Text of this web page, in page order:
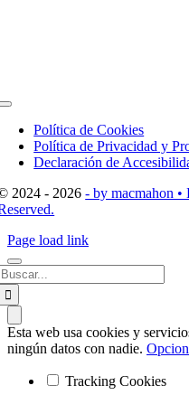
Toggle
NavigationPolítica de Cookies
Política de Privacidad y
Declaración de
2024 - 2026- by macmahon
Page load link
Esta web usa cookies y
ningún datos con nadie.
Tracking Cookies